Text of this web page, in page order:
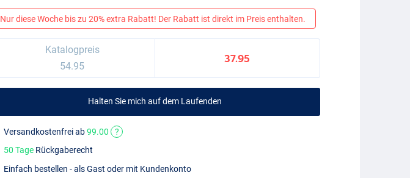
Nur diese Woche bis zu 20% extra Rabatt! Der Rabatt ist direkt im Preis enthalten.
Katalogpreis
54.95
37.95
Halten Sie mich auf dem Laufenden
Versandkostenfrei ab99.00
?
50 Tage Rückgaberecht
Einfach bestellen - als Gast oder mit Kundenkonto